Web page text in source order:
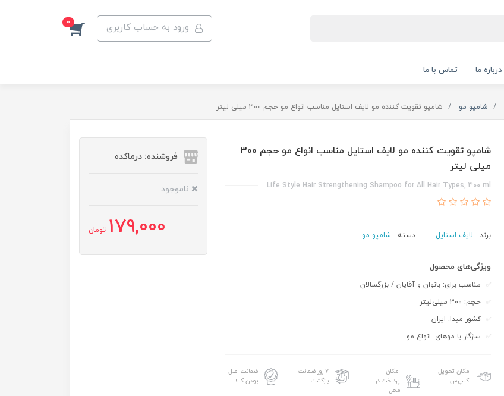
ورود به حساب کاربری 0
درباره ما تماس با ما
شامپو مو شامپو تقویت کننده مو لایف استایل مناسب انواع مو حجم 300 میلی لیتر
شامپو تقویت کننده مو لایف استایل مناسب انواع مو حجم 300
میلی لیتر
Life Style Hair Strengthening Shampoo for All Hair Types, 300 ml
برند : لایف استایل دسته : شامپو مو
ویژگی‌های محصول
مناسب برای: بانوان و آقایان / بزرگسالان
حجم: ۳۰۰ میلی‌لیتر
کشور مبدا: ایران
سازگار با موهای: انواع مو
امکان تحویل
اکسپرس
امکان
پرداخت در
محل
۷ روز ضمانت
بازگشت
ضمانت اصل
بودن کالا
فروشنده: درماکده
ناموجود
179,000 تومان